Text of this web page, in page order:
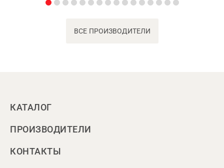
ВСЕ ПРОИЗВОДИТЕЛИ
КАТАЛОГ
ПРОИЗВОДИТЕЛИ
КОНТАКТЫ